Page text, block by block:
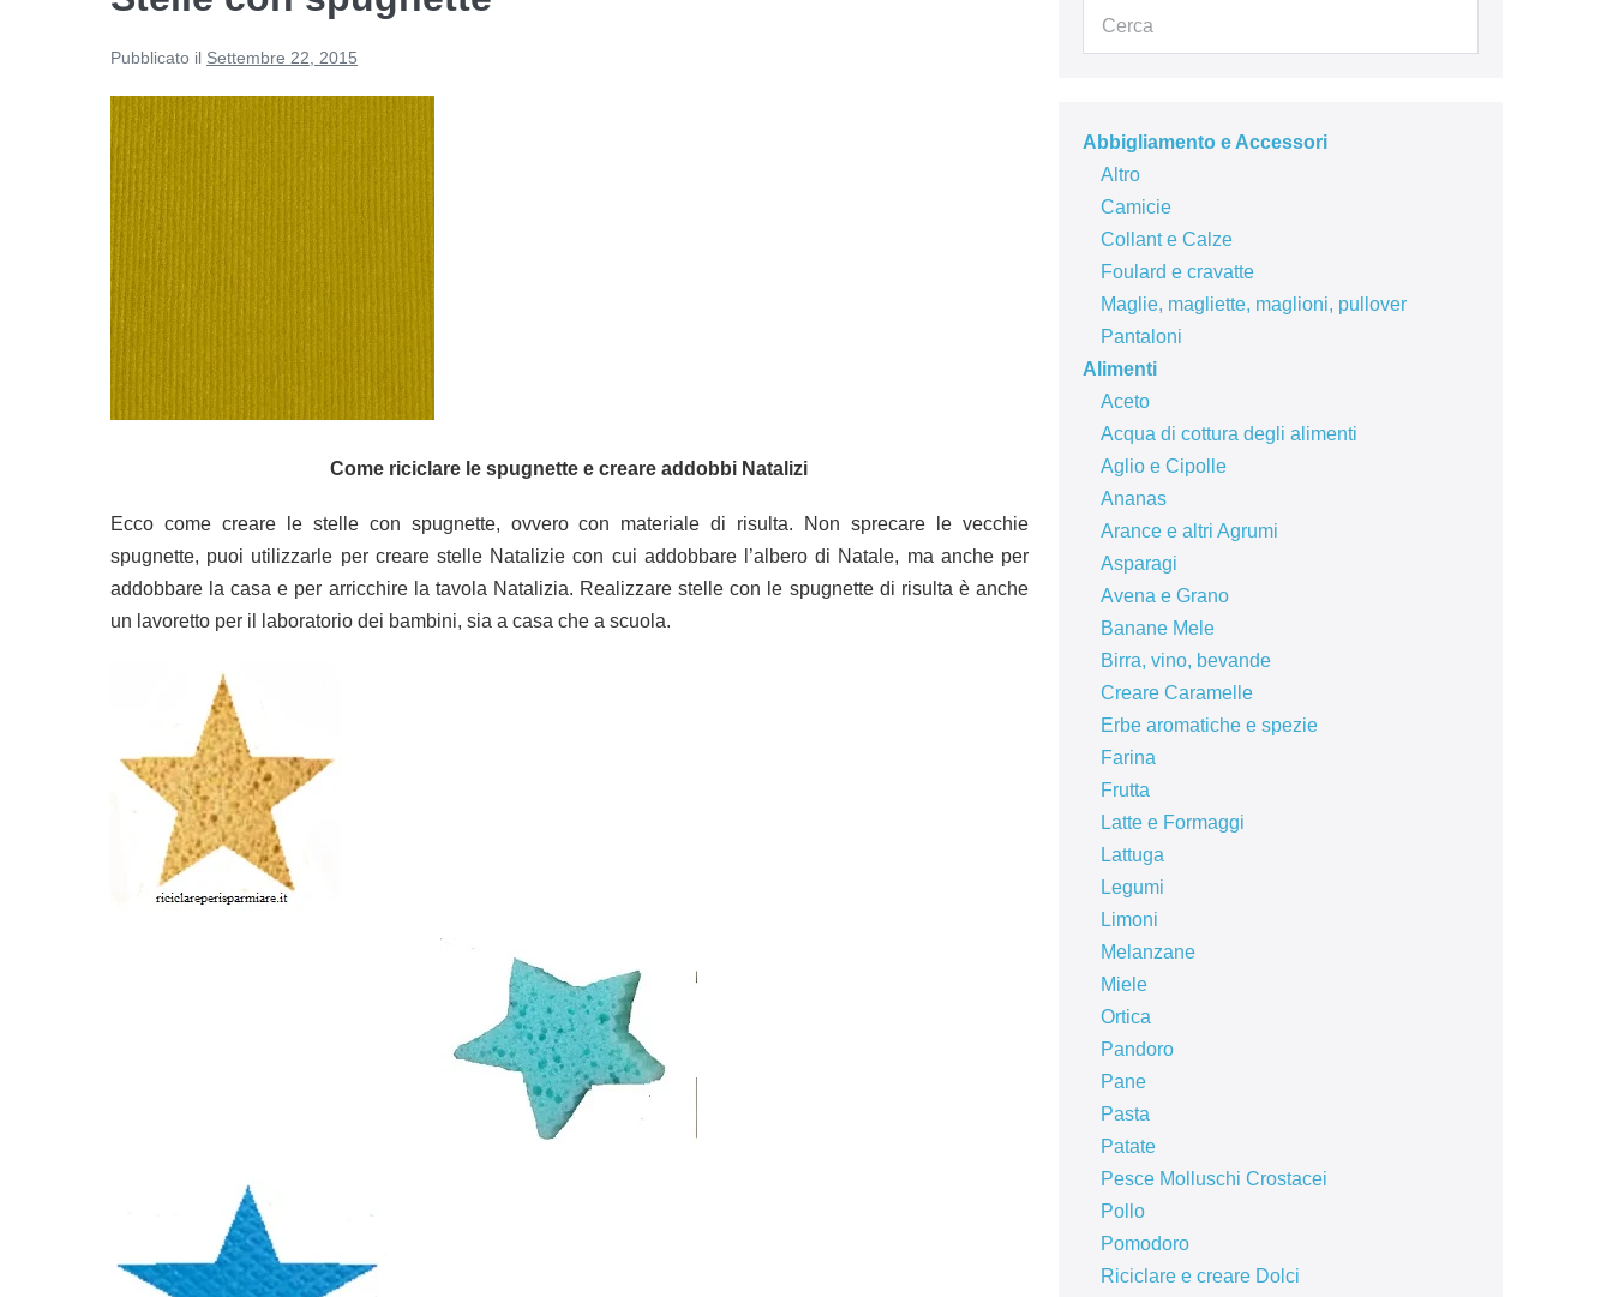
Pubblicato il Settembre 22, 2015
Come riciclare le spugnette e creare addobbi Natalizi
Ecco come creare le stelle con spugnette, ovvero con materiale di risulta. Non sprecare le vecchie
spugnette, puoi utilizzarle per creare stelle Natalizie con cui addobbare l’albero di Natale, ma anche per
addobbare la casa e per arricchire la tavola Natalizia. Realizzare stelle con le spugnette di risulta è anche
un lavoretto per il laboratorio dei bambini, sia a casa che a scuola.
Abbigliamento e Accessori
Altro
Camicie
Collant e Calze
Foulard e cravatte
Maglie, magliette, maglioni, pullover
Pantaloni
Alimenti
Aceto
Acqua di cottura degli alimenti
Aglio e Cipolle
Ananas
Arance e altri Agrumi
Asparagi
Avena e Grano
Banane Mele
Birra, vino, bevande
Creare Caramelle
Erbe aromatiche e spezie
Farina
Frutta
Latte e Formaggi
Lattuga
Legumi
Limoni
Melanzane
Miele
Ortica
Pandoro
Pane
Pasta
Patate
Pesce Molluschi Crostacei
Pollo
Pomodoro
Riciclare e creare Dolci